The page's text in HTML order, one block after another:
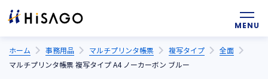
ホーム 事務用品 マルチプリンタ帳票 複写タイプ
全面
マルチプリンタ帳票 複写タイプ A4 ノーカーボン ブルー